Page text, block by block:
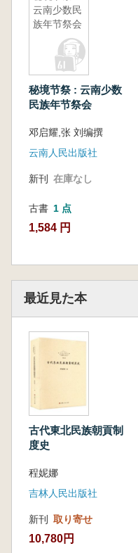
云南少数民
族年节祭会
秘境节祭 : 云南少数
民族年节祭会
邓启耀,张 刘编撰
云南人民出版社
新刊 在庫なし
古書 1 点
1,584 円
最近見た本
古代東北民族朝貢制
度史
程妮娜
吉林人民出版社
新刊 取り寄せ
10,780円